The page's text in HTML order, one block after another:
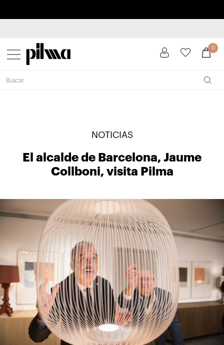
pilma 0
NOTICIAS
El alcalde de Barcelona, Jaume
Collboni, visita Pilma